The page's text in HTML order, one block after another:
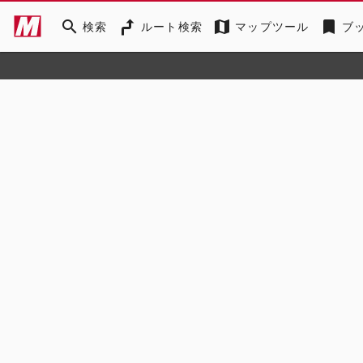
search 検索 ルート検索 map マップツール bookmark ブ